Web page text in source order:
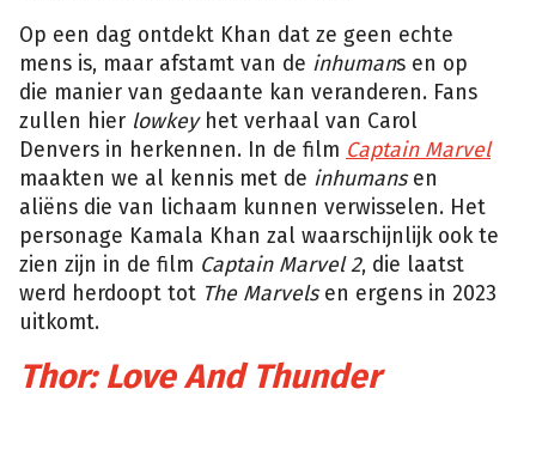
Op een dag ontdekt Khan dat ze geen echte
mens is, maar afstamt van de inhumans en op
die manier van gedaante kan veranderen. Fans
zullen hier lowkeyhet verhaal van Carol
Denvers in herkennen. In de film Captain Marvel
maakten we al kennis met de inhumansen
aliëns die van lichaam kunnen verwisselen. Het
personage Kamala Khan zal waarschijnlijk ook te
zien zijn in de film Captain Marvel 2, die laatst
werd herdoopt tot The Marvelsen ergens in 2023
uitkomt.
Thor: Love And Thunder